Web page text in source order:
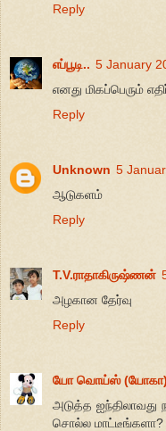
Reply
எப்பூடி.. 5 January
எனது மிகப்பெரும்
Reply
Unknown 5
ஆடுகளம்
Reply
T.V.ராதாகிருஷ்ணன்
அழகான தேர்வு
Reply
யோ வொய்ஸ் (யோகா)
அடுத்த ஐந்திலாவது
சொல்ல மாட்டீங்களா?